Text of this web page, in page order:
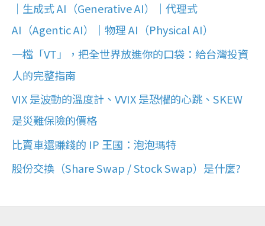
｜生成式 AI（Generative AI）｜代理式
AI（Agentic AI）｜物理 AI（Physical AI）
一檔「VT」，把全世界放進你的口袋：給台灣投資
人的完整指南
VIX 是波動的溫度計、VVIX 是恐懼的心跳、SKEW
是災難保險的價格
比賣車還賺錢的 IP 王國：泡泡瑪特
股份交換（Share Swap / Stock Swap）是什麼?